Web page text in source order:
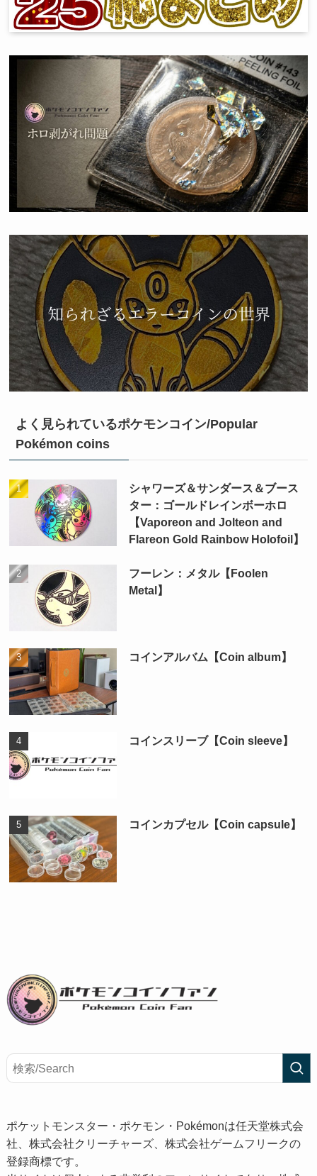
よく見られているポケモンコイン/Popular
Pokémon coins
シャワーズ＆サンダース＆ブース
ター：ゴールドレインボーホロ
【Vaporeon and Jolteon and
Flareon Gold Rainbow Holofoil】
フーレン：メタル【Foolen
Metal】
コインアルバム【Coin album】
コインスリーブ【Coin sleeve】
コインカプセル【Coin capsule】
ポケットモンスター・ポケモン・Pokémonは任天堂株式会
社、株式会社クリーチャーズ、株式会社ゲームフリークの
登録商標です。